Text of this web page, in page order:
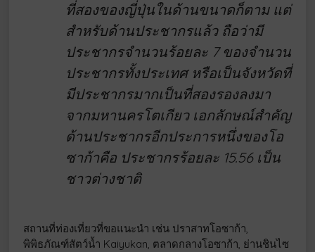
ที่สองของญี่ปุ่นในด้านขนาดก็ตาม แต่
สำหรับด้านประชากรแล้ว ถือว่ามี
ประชากรจำนวนร้อยละ 7 ของจำนวน
ประชากรทั้งประเทศ หรือเป็นจังหวัดที่
มีประชากรมากเป็นที่สองรองลงมา
จากมหานครโตเกียว เอกลักษณ์สำคัญ
ด้านประชากรอีกประการหนึ่งของโอ
ซาก้าคือ ประชากรร้อยละ 15.56 เป็น
ชาวต่างชาติ
สถานที่ท่องเที่ยวที่ขอแนะนำ เช่น ปราสาทโอซาก้า,
พิพิธภัณฑ์สัตว์น้ำ Kaiyukan, ตลาดกลางโอซาก้า, ย่านชินไซ